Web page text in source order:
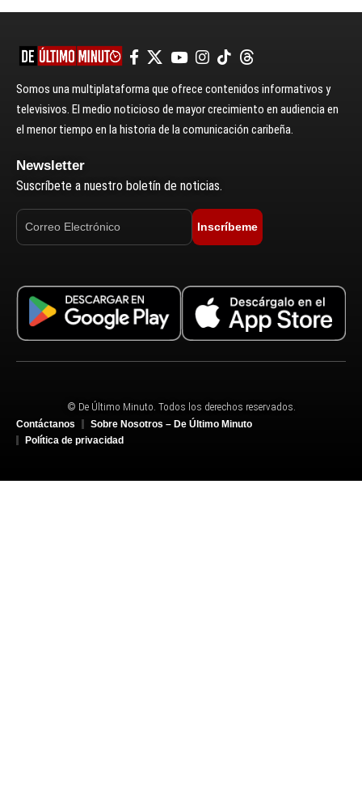
Somos una multiplataforma que ofrece contenidos informativos y
televisivos. El medio noticioso de mayor crecimiento en audiencia en
el menor tiempo en la historia de la comunicación caribeña.
Newsletter
Suscríbete a nuestro boletín de noticias.
Inscríbeme
© De Último Minuto. Todos los derechos reservados.
Contáctanos
Sobre Nosotros – De Último Minuto
Política de privacidad